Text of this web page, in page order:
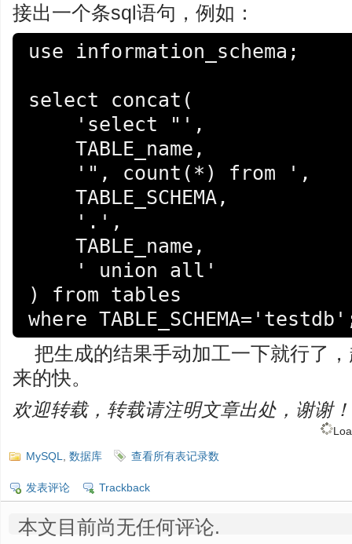
接出一个条sql语句，例如：
use information_schema;
select concat(
) from tables
把生成的结果手动加工一下就行了
来的快。
欢迎转载，转载请注明文章出处，谢谢！
MySQL
数据库 查看所有表记录数
发表评论 Trackback
本文目前尚无任何评论.